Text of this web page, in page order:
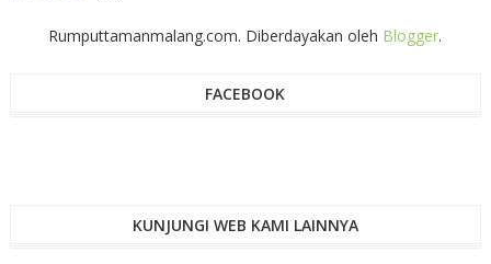
Rumputtamanmalang.com. Diberdayakan oleh Blogger.
FACEBOOK
KUNJUNGI WEB KAMI LAINNYA